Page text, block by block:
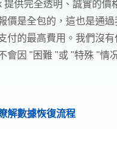
提供完全透明、誠實的價
價是全包的，這也是通
付的最高費用。我們沒有
會因 "困難 "或 "特殊 "情
解數據恢復流程